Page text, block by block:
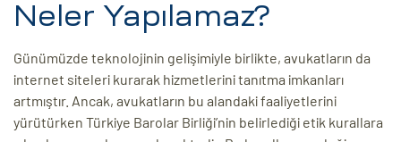
Neler Yapılamaz?
Günümüzde teknolojinin gelişimiyle birlikte, avukatların da
internet siteleri kurarak hizmetlerini tanıtma imkanları
artmıştır. Ancak, avukatların bu alandaki faaliyetlerini
yürütürken Türkiye Barolar Birliği’nin belirlediği etik kurallara